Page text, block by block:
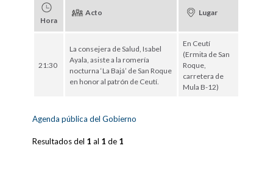
Hora
Acto Lugar
21:30
La consejera de Salud, Isabel
Ayala, asiste a la romería
nocturna ‘La Bajá’ de San Roque
en honor al patrón de Ceutí.
En Ceutí
(Ermita de San
Roque,
carretera de
Mula B-12)
Agenda pública del Gobierno
Resultados del 1 al 1de 1